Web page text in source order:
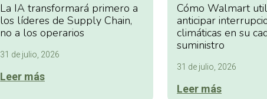
La IA transformará primero a
los líderes de Supply Chain,
no a los operarios
31 de julio, 2026
Leer más
Cómo Walmart
anticipar
climáticas en su
suministro
31 de julio, 2026
Leer más